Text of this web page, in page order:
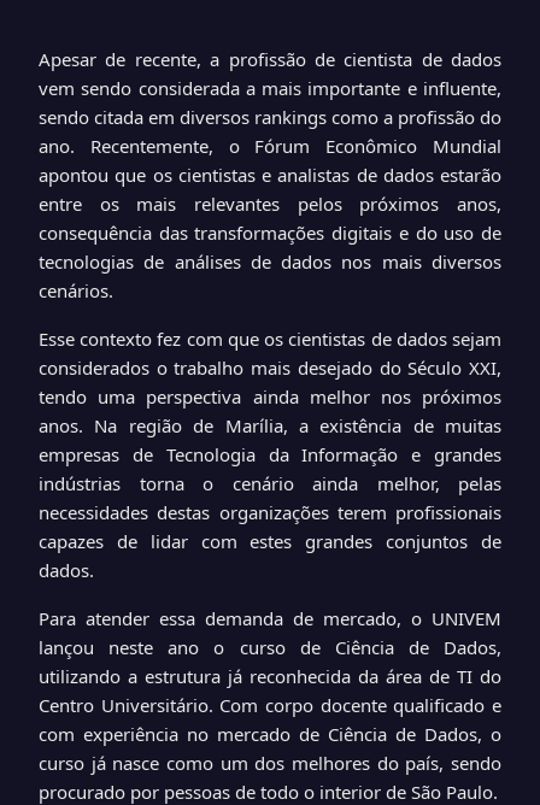
Apesar de recente, a profissão de cientista de dados
vem sendo considerada a mais importante e influente,
sendo citada em diversos rankings como a profissão do
ano. Recentemente, o Fórum Econômico Mundial
apontou que os cientistas e analistas de dados estarão
entre os mais relevantes pelos próximos anos,
consequência das transformações digitais e do uso de
tecnologias de análises de dados nos mais diversos
cenários.
Esse contexto fez com que os cientistas de dados sejam
considerados o trabalho mais desejado do Século XXI,
tendo uma perspectiva ainda melhor nos próximos
anos. Na região de Marília, a existência de muitas
empresas de Tecnologia da Informação e grandes
indústrias torna o cenário ainda melhor, pelas
necessidades destas organizações terem profissionais
capazes de lidar com estes grandes conjuntos de
dados.
Para atender essa demanda de mercado, o UNIVEM
lançou neste ano o curso de Ciência de Dados,
utilizando a estrutura já reconhecida da área de TI do
Centro Universitário. Com corpo docente qualificado e
com experiência no mercado de Ciência de Dados, o
curso já nasce como um dos melhores do país, sendo
procurado por pessoas de todo o interior de São Paulo.